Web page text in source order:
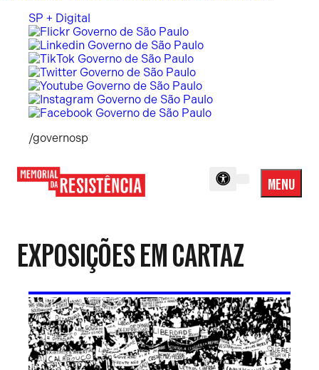
SP + Digital
/governosp
MENU
Menu
EXPOSIÇÕES EM CARTAZ